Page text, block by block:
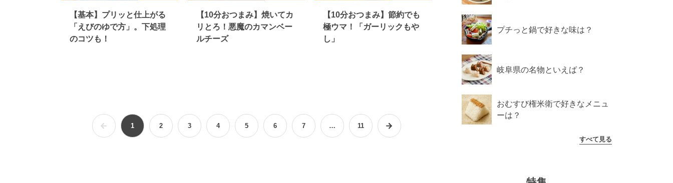
【基本】プリッと仕上がる
「えびのゆで方」。下処理
のコツも！
【10分おつまみ】焼いてカ
リとろ！悪魔のカマンベー
ルチーズ
【10分おつまみ】節約でも
極ウマ！「ガーリックもや
し」
1 2 3 4 5 6 7 … 11
プチっと鍋で好きな味は？
岐阜県の名物といえば？
おむすび権米衛で好きなメニュ
ーは？
すべて見る